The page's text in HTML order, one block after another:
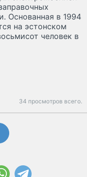
Основанная в 1994
на эстонском
человек в
34 просмотров всего.